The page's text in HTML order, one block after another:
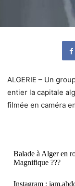
ALGERIE – Un
entier la capitale
filmée en caméra
Balade à Alger en
Magnifique ???
Instagram :